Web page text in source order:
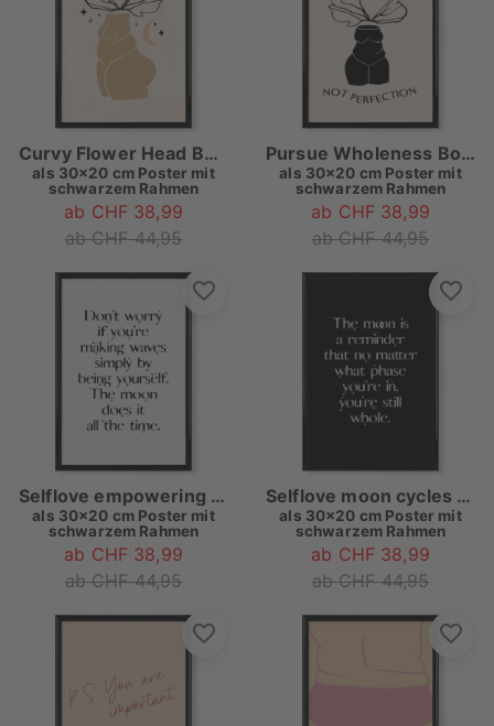
Curvy Flower Head Body Positive
als 30x20 cm Poster mit
schwarzem Rahmen
ab CHF 38,99
ab CHF 44,95
Pursue Wholeness Body Positive Art
als 30x20 cm Poster mit
schwarzem Rahmen
ab CHF 38,99
ab CHF 44,95
Selflove empowering quote
als 30x20 cm Poster mit
schwarzem Rahmen
ab CHF 38,99
ab CHF 44,95
Selflove moon cycles quote
als 30x20 cm Poster mit
schwarzem Rahmen
ab CHF 38,99
ab CHF 44,95